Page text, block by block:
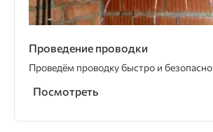
Проведение проводки
Проведём проводку быстро и безопасно
Посмотреть